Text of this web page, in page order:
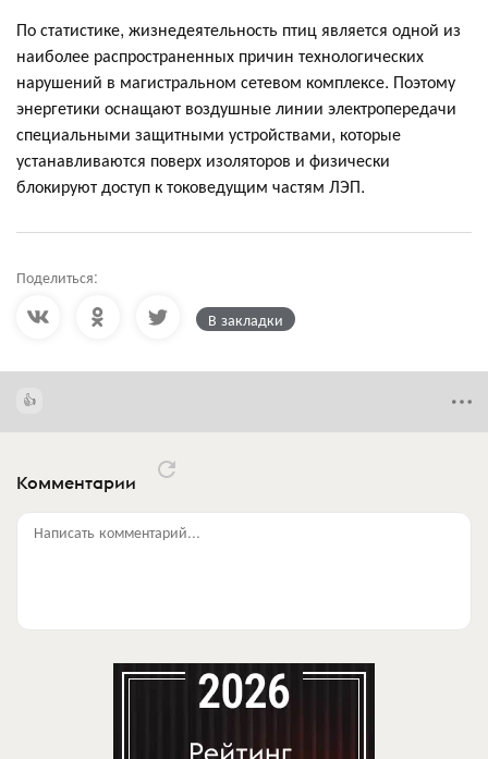
По статистике, жизнедеятельность птиц является одной из
наиболее распространенных причин технологических
нарушений в магистральном сетевом комплексе. Поэтому
энергетики оснащают воздушные линии электропередачи
специальными защитными устройствами, которые
устанавливаются поверх изоляторов и физически
блокируют доступ к токоведущим частям ЛЭП.
Поделиться:
В закладки
Комментарии
Написать комментарий...